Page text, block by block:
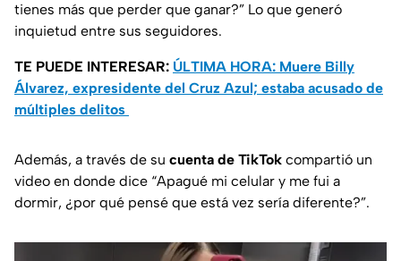
tienes más que perder que ganar?” Lo que generó
inquietud entre sus seguidores.
TE PUEDE INTERESAR: ÚLTIMA HORA: Muere Billy
Álvarez, expresidente del Cruz Azul; estaba acusado de
múltiples delitos
Además, a través de su cuenta de TikTok compartió un
video en donde dice “Apagué mi celular y me fui a
dormir, ¿por qué pensé que está vez sería diferente?”.